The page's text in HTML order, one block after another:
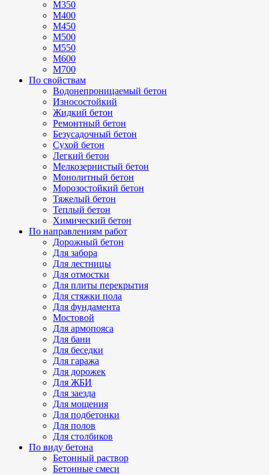
М350
М400
М450
М500
М550
М600
М700
По свойствам
Водонепроницаемый бетон
Износостойкий
Жидкий бетон
Ремонтный бетон
Безусадочный бетон
Сухой бетон
Легкий бетон
Мелкозернистый бетон
Монолитный бетон
Морозостойкий бетон
Тяжелый бетон
Теплый бетон
Химический бетон
По направлениям работ
Дорожный бетон
Для забора
Для лестницы
Для отмостки
Для плиты перекрытия
Для стяжки пола
Для фундамента
Мостовой
Для армопояса
Для бани
Для беседки
Для гаража
Для дорожек
Для ЖБИ
Для заезда
Для мощения
Для подбетонки
Для полов
Для столбиков
По виду бетона
Бетонный раствор
Бетонные смеси